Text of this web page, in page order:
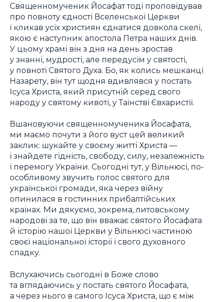
Священномученик Йосафат тоді проповідував
про повноту єдності Вселенської Церкви
і кликав усіх християн єднатися довкола скелі,
якою є наступник апостола Петра наших днів.
У цьому храмі він з дня на день зростав
у знанні, мудрості, але передусім у святості,
у повноті Святого Духа. Бо, як колись мешканці
Назарету, він тут щодня вдивлявся у постать
Ісуса Христа, який присутній серед свого
народу у святому кивоті, у Таїнстві Євхаристії.
Вшановуючи священномученика Йосафата,
ми маємо почути з його вуст цей великий
заклик: шукайте у своєму житті Христа —
і знайдете гідність, свободу, силу, незалежність
і перемогу України. Сьогодні тут, у Вільнюсі, по-
особливому звучить голос святого для
української громади, яка через війну
опинилася в гостинних прибалтійських
країнах. Ми дякуємо, зокрема, литовському
народові за те, що він вважає святого Йосафата
й історію нашої Церкви у Вільнюсі частиною
своєї національної історії і свого духовного
спадку.
Вслухаючись сьогодні в Боже слово
та вглядаючись у постать святого Йосафата,
а через нього в самого Ісуса Христа, що є між